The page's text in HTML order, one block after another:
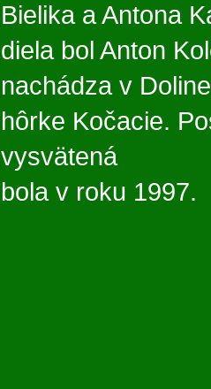
Bielika a Antona
diela bol Anton
nachádza v
hôrke Kočacie.
vysvätená
bola v roku 1997.